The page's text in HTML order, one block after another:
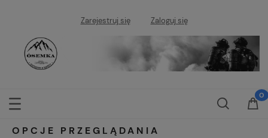
Zarejestruj się Zaloguj się
OPCJE PRZEGLĄDANIA